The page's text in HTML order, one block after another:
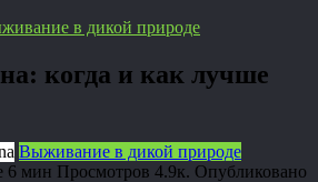
в дикой природе
когда и как лучше
Выживание в дикой природе
6 мин Просмотров 4.9к. Опубликовано